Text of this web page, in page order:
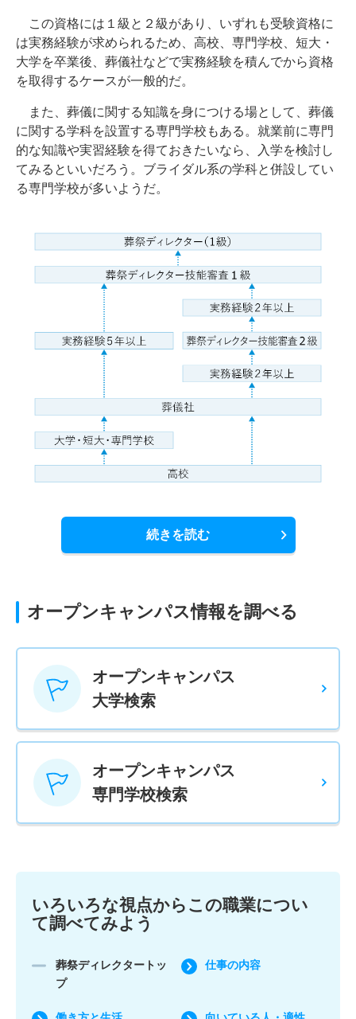
この資格には１級と２級があり、いずれも受験資格に
は実務経験が求められるため、高校、専門学校、短大・
大学を卒業後、葬儀社などで実務経験を積んでから資格
を取得するケースが一般的だ。
また、葬儀に関する知識を身につける場として、葬儀
に関する学科を設置する専門学校もある。就業前に専門
的な知識や実習経験を得ておきたいなら、入学を検討し
てみるといいだろう。ブライダル系の学科と併設してい
る専門学校が多いようだ。
続きを読む
オープンキャンパス情報を調べる
オープンキャンパス
大学検索
オープンキャンパス
専門学校検索
いろいろな視点からこの職業につい
て調べてみよう
葬祭ディレクタートッ
プ
仕事の内容